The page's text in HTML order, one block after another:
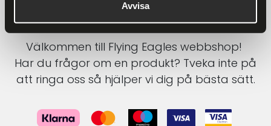
Avvisa
Välkommen till Flying Eagles webbshop!
Har du frågor om en produkt? Tveka inte på
att ringa oss så hjälper vi dig på bästa sätt.